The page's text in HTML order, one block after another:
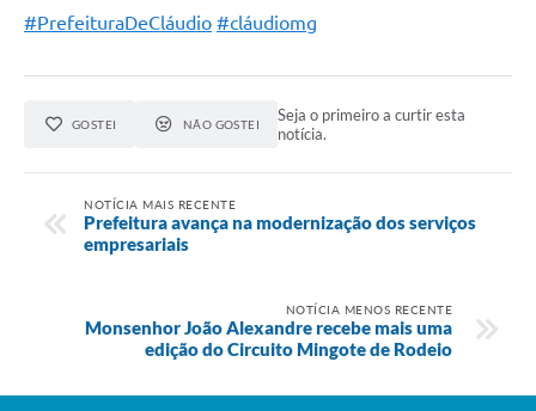
#PrefeituraDeCláudio #cláudiomg
GOSTEI NÃO GOSTEI
Seja o primeiro a curtir esta
notícia.
NOTÍCIA MAIS RECENTE
Prefeitura avança na modernização dos serviços
empresariais
NOTÍCIA MENOS RECENTE
Monsenhor João Alexandre recebe mais uma
edição do Circuito Mingote de Rodeio